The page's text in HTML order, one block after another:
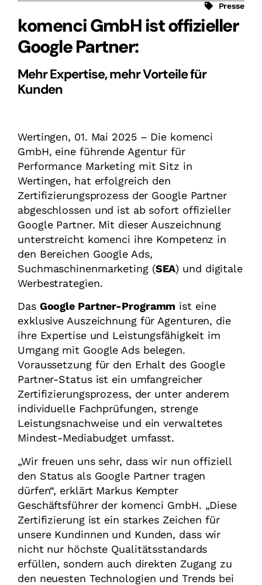
Presse
komenci GmbH ist offizieller
Google Partner:
Mehr Expertise, mehr Vorteile für
Kunden
Wertingen, 01. Mai 2025 – Die komenci
GmbH, eine führende Agentur für
Performance Marketing mit Sitz in
Wertingen, hat erfolgreich den
Zertifizierungsprozess der Google Partner
abgeschlossen und ist ab sofort offizieller
Google Partner. Mit dieser Auszeichnung
unterstreicht komenci ihre Kompetenz in
den Bereichen Google Ads,
Suchmaschinenmarketing (SEA) und digitale
Werbestrategien.
Das Google Partner-Programm ist eine
exklusive Auszeichnung für Agenturen, die
ihre Expertise und Leistungsfähigkeit im
Umgang mit Google Ads belegen.
Voraussetzung für den Erhalt des Google
Partner-Status ist ein umfangreicher
Zertifizierungsprozess, der unter anderem
individuelle Fachprüfungen, strenge
Leistungsnachweise und ein verwaltetes
Mindest-Mediabudget umfasst.
„Wir freuen uns sehr, dass wir nun offiziell
den Status als Google Partner tragen
dürfen“, erklärt Markus Kempter
Geschäftsführer der komenci GmbH. „Diese
Zertifizierung ist ein starkes Zeichen für
unsere Kundinnen und Kunden, dass wir
nicht nur höchste Qualitätsstandards
erfüllen, sondern auch direkten Zugang zu
den neuesten Technologien und Trends bei